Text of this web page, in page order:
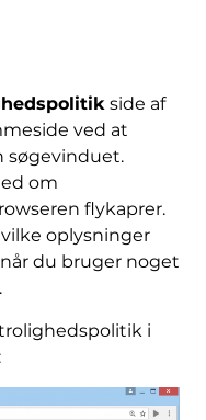
side af
ved at
søgevinduet.
om
flykaprer.
oplysninger
du bruger noget
i